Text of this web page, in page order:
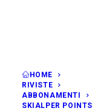
HOME
RIVISTE
ABBONAMENTI
SKIALPER POINTS